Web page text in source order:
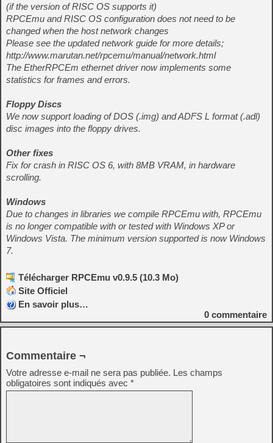
(if the version of RISC OS supports it)
RPCEmu and RISC OS configuration does not need to be
changed when the host network changes
Please see the updated network guide for more details;
http://www.marutan.net/rpcemu/manual/network.html
The EtherRPCEm ethernet driver now implements some
statistics for frames and errors.
Floppy Discs
We now support loading of DOS (.img) and ADFS L format (.adl)
disc images into the floppy drives.
Other fixes
Fix for crash in RISC OS 6, with 8MB VRAM, in hardware
scrolling.
Windows
Due to changes in libraries we compile RPCEmu with, RPCEmu
is no longer compatible with or tested with Windows XP or
Windows Vista. The minimum version supported is now Windows
7.
Télécharger RPCEmu v0.9.5 (10.3 Mo)
Site Officiel
En savoir plus…
0 commentaire
Commentaire ¬
Votre adresse e-mail ne sera pas publiée. Les champs
obligatoires sont indiqués avec *